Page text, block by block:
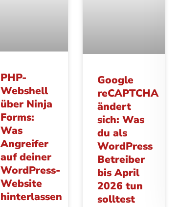
PHP-
Webshell
über Ninja
Forms:
Was
Angreifer
auf deiner
WordPress-
Website
hinterlassen
Google
reCAPTCHA
ändert
sich: Was
du als
WordPress
Betreiber
bis April
2026 tun
solltest